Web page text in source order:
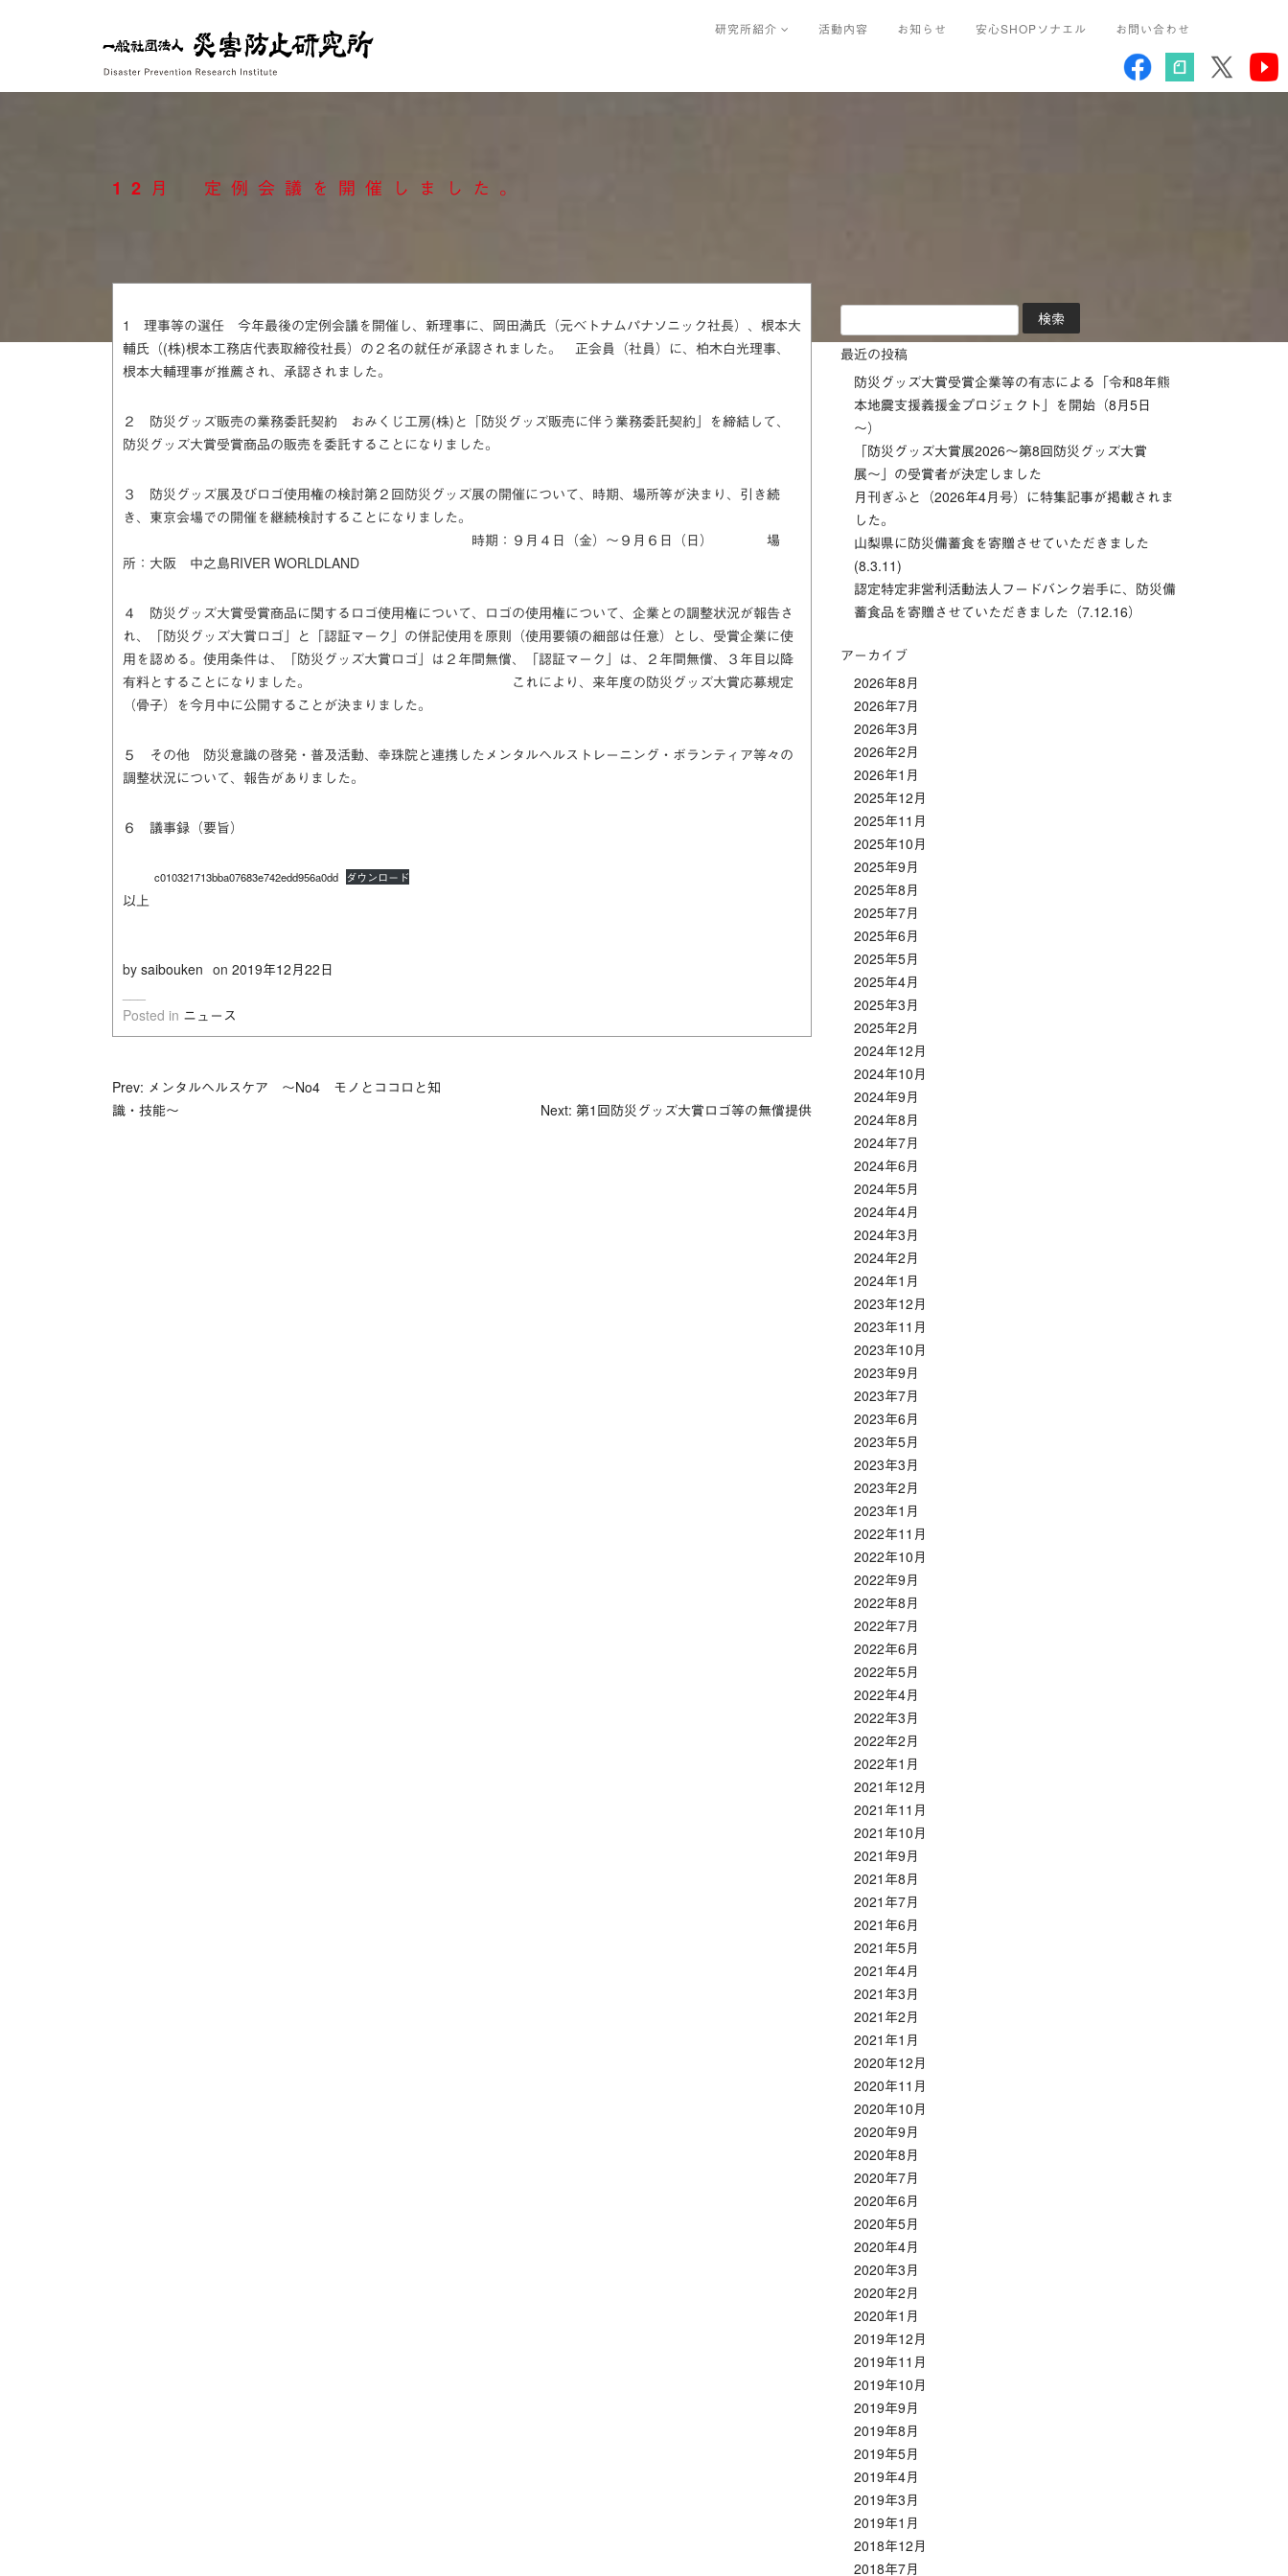
研究所紹介 活動内容 お知らせ 安心SHOPソナエル お問い合わせ
12月 定例会議を開催しました。
1 理事等の選任 今年最後の定例会議を開催し、新理事に、岡田満氏（元ベトナムパナソニック社長）、根本大
輔氏（(株)根本工務店代表取締役社長）の２名の就任が承認されました。 正会員（社員）に、柏木白光理事、
根本大輔理事が推薦され、承認されました。
２ 防災グッズ販売の業務委託契約 おみくじ工房(株)と「防災グッズ販売に伴う業務委託契約」を締結して、
防災グッズ大賞受賞商品の販売を委託することになりました。
３ 防災グッズ展及びロゴ使用権の検討第２回防災グッズ展の開催について、時期、場所等が決まり、引き続
き、東京会場での開催を継続検討することになりました。
時期：９月４日（金）～９月６日（日） 場
所：大阪 中之島RIVER WORLDLAND
４ 防災グッズ大賞受賞商品に関するロゴ使用権について、ロゴの使用権について、企業との調整状況が報告さ
れ、「防災グッズ大賞ロゴ」と「認証マーク」の併記使用を原則（使用要領の細部は任意）とし、受賞企業に使
用を認める。使用条件は、「防災グッズ大賞ロゴ」は２年間無償、「認証マーク」は、２年間無償、３年目以降
有料とすることになりました。 これにより、来年度の防災グッズ大賞応募規定
（骨子）を今月中に公開することが決まりました。
５ その他 防災意識の啓発・普及活動、幸珠院と連携したメンタルヘルストレーニング・ボランティア等々の
調整状況について、報告がありました。
６ 議事録（要旨）
c010321713bba07683e742edd956a0dd ダウンロード
以上
by saibouken on 2019年12月22日
Posted in ニュース
投
Prev: メンタルヘルスケア ～No4 モノとココロと知
識・技能～
Next: 第1回防災グッズ大賞ロゴ等の無償提供
索:
最近の投稿
防災グッズ大賞受賞企業等の有志による「令和8年熊
本地震支援義援金プロジェクト」を開始（8月5日
～）
「防災グッズ⼤賞展2026〜第8回防災グッズ⼤賞
展〜」の受賞者が決定しました
月刊ぎふと（2026年4月号）に特集記事が掲載されま
した。
山梨県に防災備蓄食を寄贈させていただきました
(8.3.11)
認定特定非営利活動法人フードバンク岩手に、防災備
蓄食品を寄贈させていただきました（7.12.16）
アーカイブ
2026年8月
2026年7月
2026年3月
2026年2月
2026年1月
2025年12月
2025年11月
2025年10月
2025年9月
2025年8月
2025年7月
2025年6月
2025年5月
2025年4月
2025年3月
2025年2月
2024年12月
2024年10月
2024年9月
2024年8月
2024年7月
2024年6月
2024年5月
2024年4月
2024年3月
2024年2月
2024年1月
2023年12月
2023年11月
2023年10月
2023年9月
2023年7月
2023年6月
2023年5月
2023年3月
2023年2月
2023年1月
2022年11月
2022年10月
2022年9月
2022年8月
2022年7月
2022年6月
2022年5月
2022年4月
2022年3月
2022年2月
2022年1月
2021年12月
2021年11月
2021年10月
2021年9月
2021年8月
2021年7月
2021年6月
2021年5月
2021年4月
2021年3月
2021年2月
2021年1月
2020年12月
2020年11月
2020年10月
2020年9月
2020年8月
2020年7月
2020年6月
2020年5月
2020年4月
2020年3月
2020年2月
2020年1月
2019年12月
2019年11月
2019年10月
2019年9月
2019年8月
2019年5月
2019年4月
2019年3月
2019年1月
2018年12月
2018年7月